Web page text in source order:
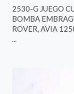
2530-G JUEGO
BOMBA
ROVER, AVIA